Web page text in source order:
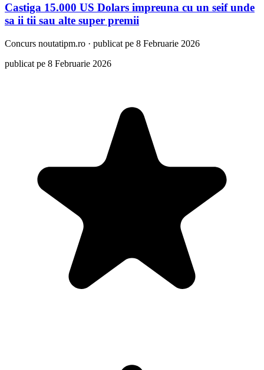
Castiga 15.000 US Dolars impreuna cu un seif unde
sa ii tii sau alte super premii
Concurs noutatipm.ro · publicat pe 8 Februarie 2026
publicat pe 8 Februarie 2026